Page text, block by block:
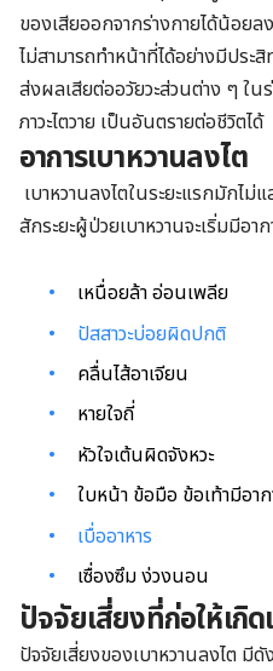
ของเสียออกจากร่างกายได้น้อย
ไม่สามารถทำหน้าที่ได้อย่างมีประ
ส่งผลเสียต่ออวัยวะส่วนต่าง ๆ ใน
ภาวะไตวาย เป็นอันตรายต่อชีวิตได้
อาการเบาหวานลงไต
เบาหวานลงไตในระยะแรกมักไ
สักระยะผู้ป่วยเบาหวานจะเริ่มมีอา
เหนื่อยล้า อ่อนเพลีย
ปัสสาวะบ่อยผิดปกติ
คลื่นไส้อาเจียน
หายใจถี่
หัวใจเต้นผิดจังหวะ
ใบหน้า ข้อมือ ข้อเท้ามีอา
เบื่ออาหาร
เซื่องซึม ง่วงนอน
ปัจจัยเสี่ยงที่ก่อให้เกิด
ปัจจัยเสี่ยงของเบาหวานลงไต มี